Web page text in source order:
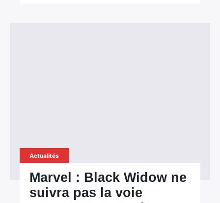
Actualités
Marvel : Black Widow ne
suivra pas la voie